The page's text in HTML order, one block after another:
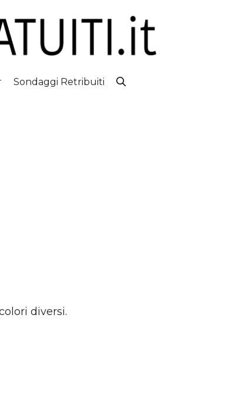
Sondaggi Retribuiti
diversi.